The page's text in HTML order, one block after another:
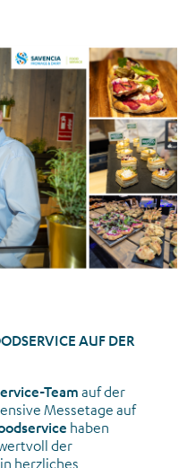
2026
AUF DER
Team auf der
Messetage auf
haben
der
herzliches